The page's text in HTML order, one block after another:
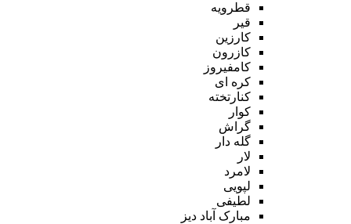
قطرویه
قیر
کارزین
کازرون
کامفیروز
کره ای
کنارتخته
کوار
گراش
گله دار
لار
لامرد
لپویی
لطیفی
مبارک آباد دیز